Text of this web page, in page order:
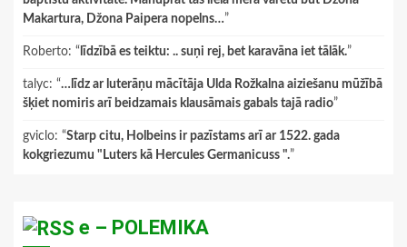
Makartura, Džona Paipera nopelns…”
Roberto: “ līdzībā es teiktu: .. suņi rej, bet karavāna iet tālāk.”
talyc: “…līdz ar luterāņu mācītāja Ulda Rožkalna aiziešanu mūžībā
šķiet nomiris arī beidzamais klausāmais gabals tajā radio”
gviclo: “Starp citu, Holbeins ir pazīstams arī ar 1522. gada
kokgriezumu "Luters kā Hercules Germanicuss ".”
e – POLEMIKA